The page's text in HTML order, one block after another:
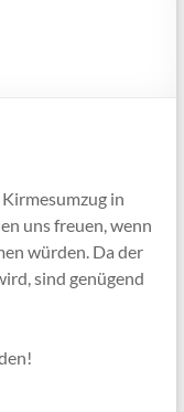
in
uns freuen, wenn
würden. Da der
sind genügend